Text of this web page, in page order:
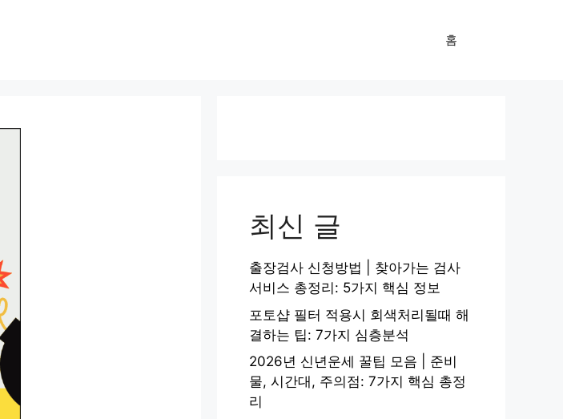
홈
최신 글
출장검사 신청방법 | 찾아가는 검사
서비스 총정리: 5가지 핵심 정보
포토샵 필터 적용시 회색처리될때 해
결하는 팁: 7가지 심층분석
2026년 신년운세 꿀팁 모음 | 준비
물, 시간대, 주의점: 7가지 핵심 총정
리